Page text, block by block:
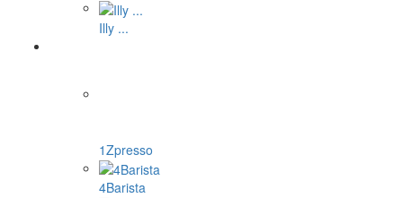
Illy ...
1Zpresso
4Barista